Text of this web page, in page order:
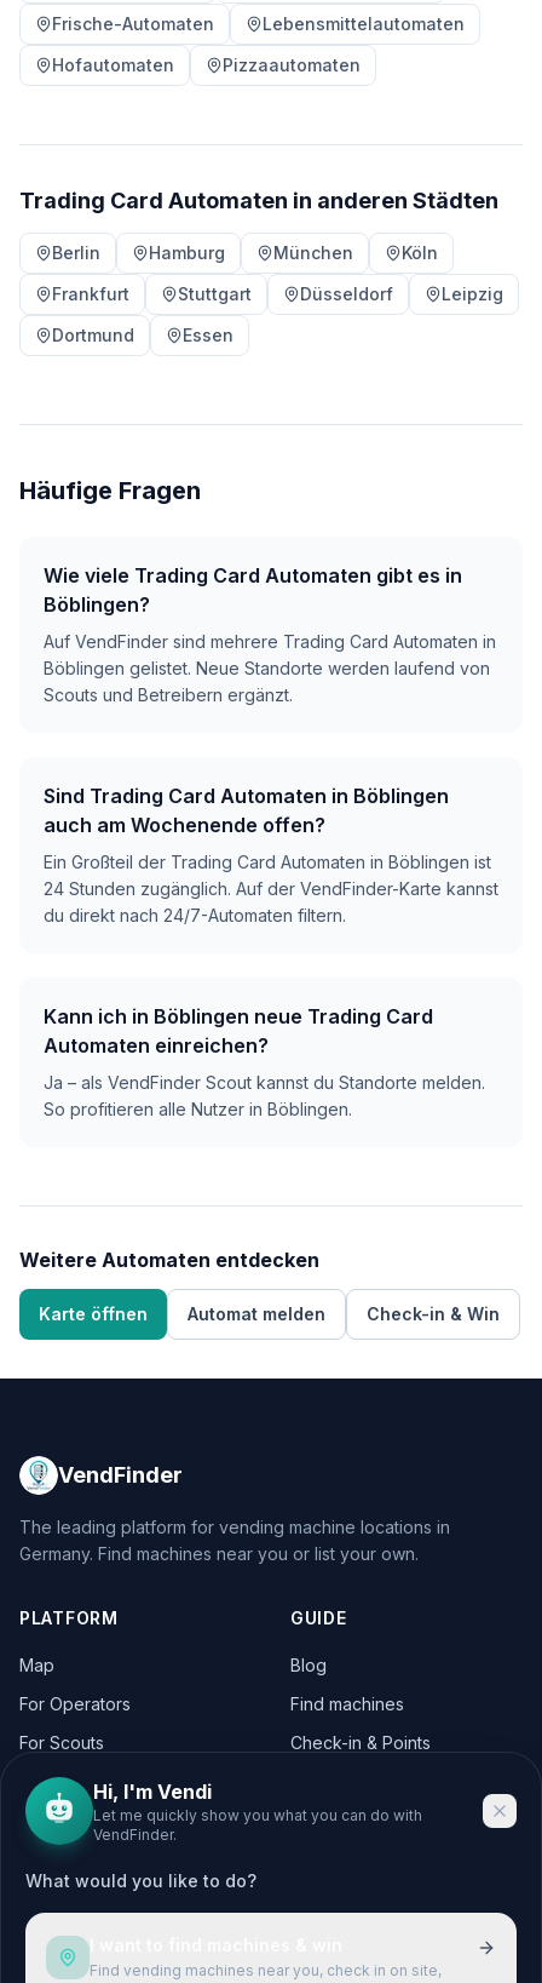
Frische-Automaten
Lebensmittelautomaten
Hofautomaten
Pizzaautomaten
Trading Card Automaten in anderen Städten
Berlin Hamburg München
Köln
Frankfurt
Stuttgart Düsseldorf
Leipzig
Dortmund
Essen
Häufige Fragen
Wie viele Trading Card Automaten gibt es in
Böblingen?
Auf VendFinder sind mehrere Trading Card Automaten in
Böblingen gelistet. Neue Standorte werden laufend von
Scouts und Betreibern ergänzt.
Sind Trading Card Automaten in Böblingen
auch am Wochenende offen?
Ein Großteil der Trading Card Automaten in Böblingen ist
24 Stunden zugänglich. Auf der VendFinder-Karte kannst
du direkt nach 24/7-Automaten filtern.
Kann ich in Böblingen neue Trading Card
Automaten einreichen?
Ja – als VendFinder Scout kannst du Standorte melden.
So profitieren alle Nutzer in Böblingen.
Weitere Automaten entdecken
Karte öffnen Automat melden Check-in & Win
VendFinder
The leading platform for vending machine locations in
Germany. Find machines near you or list your own.
PLATFORM
Map
For Operators
For Scouts
GUIDE
Blog
Find machines
Check-in & Points
CITIES
Berlin
Hamburg
München
Terms & Conditions
Hi, I'm Vendi
Let me quickly show you what you can do with
VendFinder.
What would you like to do?
Find vending machines near you, check in on site,